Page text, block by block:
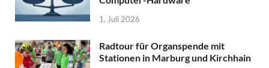
1. Juli 2026
Radtour für Organspende mit
Stationen in Marburg und Kirchhain